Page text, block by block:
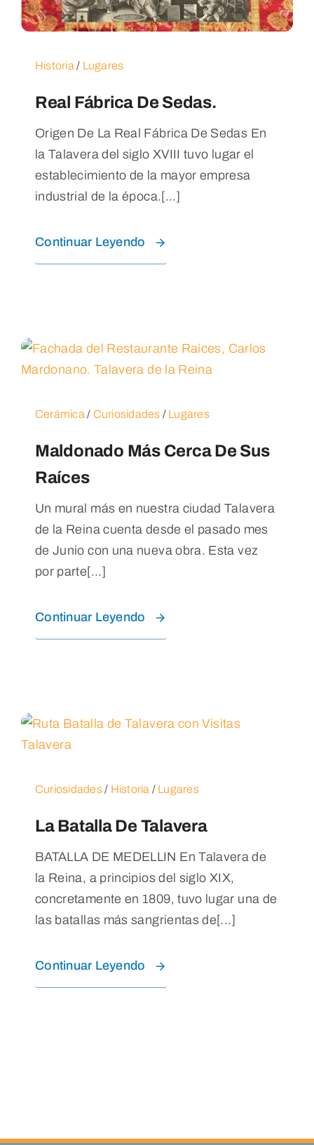
Historia / Lugares
Real Fábrica De Sedas.
Origen De La Real Fábrica De Sedas En
la Talavera del siglo XVIII tuvo lugar el
establecimiento de la mayor empresa
industrial de la época.[...]
Continuar Leyendo
Cerámica / Curiosidades / Lugares
Maldonado Más Cerca De Sus
Raíces
Un mural más en nuestra ciudad Talavera
de la Reina cuenta desde el pasado mes
de Junio con una nueva obra. Esta vez
por parte[...]
Continuar Leyendo
Curiosidades/ Historia / Lugares
La Batalla De Talavera
BATALLA DE MEDELLIN En Talavera de
la Reina, a principios del siglo XIX,
concretamente en 1809, tuvo lugar una de
las batallas más sangrientas de[...]
Continuar Leyendo